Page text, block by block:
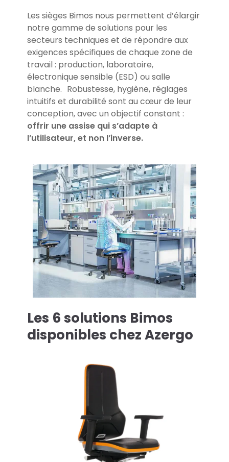
Les sièges Bimos nous permettent d’élargir
notre gamme de solutions pour les
secteurs techniques et de répondre aux
exigences spécifiques de chaque zone de
travail : production, laboratoire,
électronique sensible (ESD) ou salle
blanche. Robustesse, hygiène, réglages
intuitifs et durabilité sont au cœur de leur
conception, avec un objectif constant :
offrir une assise qui s’adapte à
l’utilisateur, et non l’inverse.
Les 6 solutions Bimos
disponibles chez Azergo